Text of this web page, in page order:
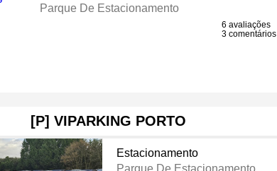
Parque De Estacionamento
6 avaliações
3 comentários
[P] VIPARKING PORTO
Estacionamento